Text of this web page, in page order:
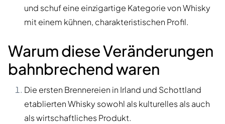
und schuf eine einzigartige Kategorie von Whisky
mit einem kühnen, charakteristischen Profil.
Warum diese Veränderungen
bahnbrechend waren
Die ersten Brennereien in Irland und Schottland
etablierten Whisky sowohl als kulturelles als auch
als wirtschaftliches Produkt.